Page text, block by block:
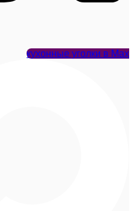
кухонные уголки в Max